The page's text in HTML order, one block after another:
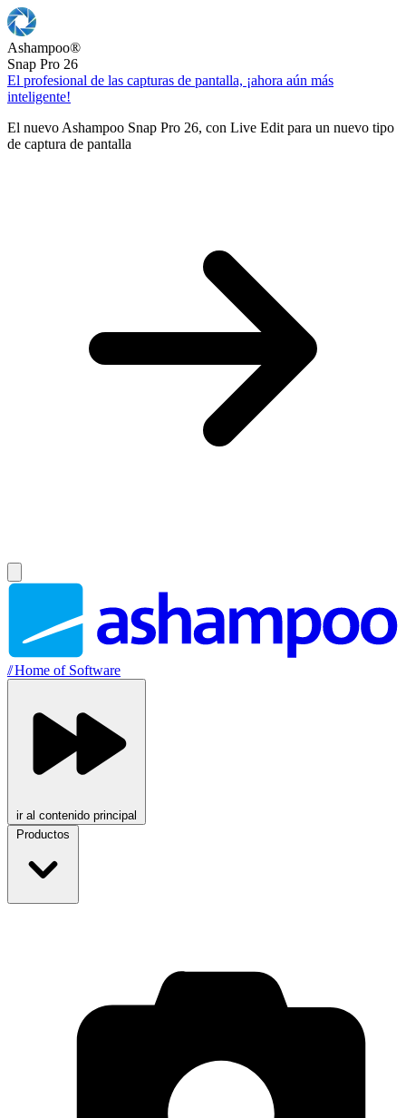
Ashampoo®
Snap Pro 26
El profesional de las capturas de pantalla, ¡ahora aún más
inteligente!
El nuevo Ashampoo Snap Pro 26, con Live Edit para un nuevo tipo
de captura de pantalla
//Home of Software
ir al contenido principal
Productos